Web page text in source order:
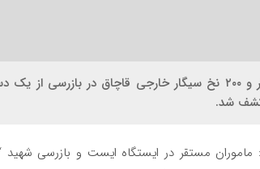
سیناخبر- فرمانده انتظامی شهرستان شهرضا گفت: 6۴ هزار و ۲۰۰ نخ سیگار خارجی قاچاق در بازرسی
کشف شد.
مستقر در ایستگاه ایست و بازرسی شهید